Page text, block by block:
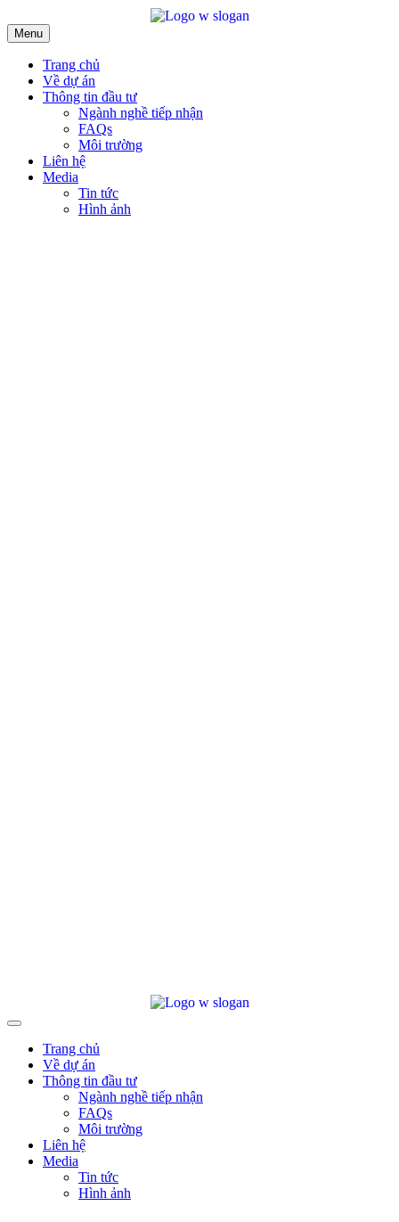
Menu
Trang chủ
Về dự án
Thông tin đầu tư
Ngành nghề tiếp nhận
FAQs
Môi trường
Liên hệ
Media
Tin tức
Hình ảnh
Trang chủ
Về dự án
Thông tin đầu tư
Ngành nghề tiếp nhận
FAQs
Môi trường
Liên hệ
Media
Tin tức
Hình ảnh